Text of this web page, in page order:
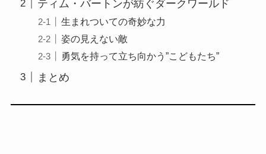
ティム・バートンが紡ぐダークワールド
生まれついての奇妙な力
姿の見えない敵
勇気を持って立ち向かう”こどもたち”
まとめ